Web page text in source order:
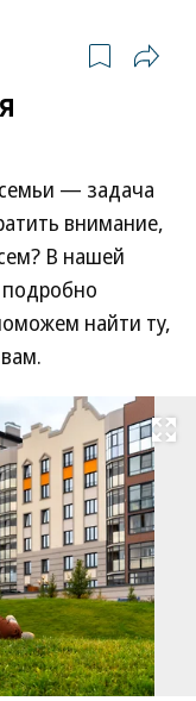
— задача
внимание,
В нашей
найти ту,
Развернуть